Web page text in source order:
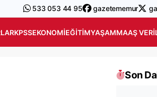
533 053 44 95 gazetememur
KPSSEKONOMIEĞITIMYAŞAMMAAŞ
Son